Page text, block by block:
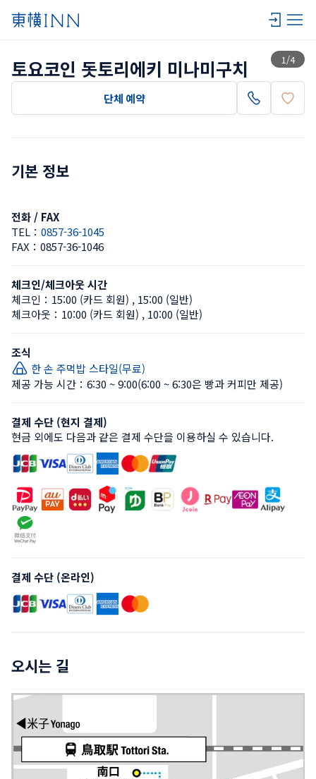
1 /4
목록 보기
토요코인 돗토리에키 미나미구치
단체 예약
기본 정보
전화 / FAX
TEL： 0857-36-1045
FAX： 0857-36-1046
체크인/체크아웃 시간
체크인： 15:00 (카드 회원) , 15:00 (일반)
체크아웃： 10:00 (카드 회원) , 10:00 (일반)
조식
한 손 주먹밥 스타일(무료)
제공 가능 시간：6:30 ~ 9:00(6:00 ~ 6:30은 빵과 커피만 제공)
결제 수단 (현지 결제)
현금 외에도 다음과 같은 결제 수단을 이용하실 수 있습니다.
결제 수단 (온라인)
오시는 길